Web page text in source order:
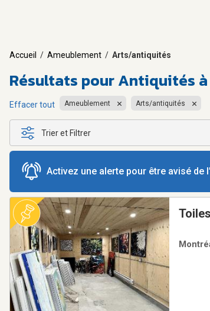
Accueil / Ameublement / Arts/antiquités
Résultats pourAntiquités
Effacer tout Ameublement Arts/antiquités
Trier et Filtrer
Activez une alerte pour être avisé de